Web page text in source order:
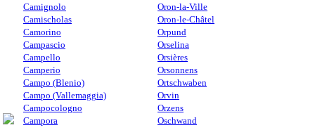
Camignolo
Camischolas
Camorino
Campascio
Campello
Camperio
Campo (Blenio)
Campo (Vallemaggia)
Campocologno
Campora
Oron-la-Ville
Oron-le-Châtel
Orpund
Orselina
Orsières
Orsonnens
Ortschwaben
Orvin
Orzens
Oschwand